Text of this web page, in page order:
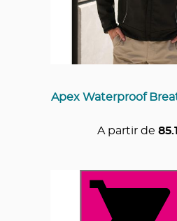
Apex Waterproof
A partir de